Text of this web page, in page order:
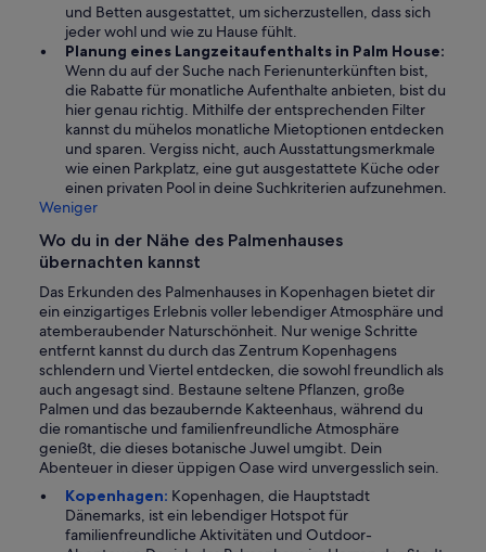
und Betten ausgestattet, um sicherzustellen, dass sich
jeder wohl und wie zu Hause fühlt.
Planung eines Langzeitaufenthalts in Palm House:
Wenn du auf der Suche nach Ferienunterkünften bist,
die Rabatte für monatliche Aufenthalte anbieten, bist du
hier genau richtig. Mithilfe der entsprechenden Filter
kannst du mühelos monatliche Mietoptionen entdecken
und sparen. Vergiss nicht, auch Ausstattungsmerkmale
wie einen Parkplatz, eine gut ausgestattete Küche oder
einen privaten Pool in deine Suchkriterien aufzunehmen.
Weniger
Wo du in der Nähe des Palmenhauses
übernachten kannst
Das Erkunden des Palmenhauses in Kopenhagen bietet dir
ein einzigartiges Erlebnis voller lebendiger Atmosphäre und
atemberaubender Naturschönheit. Nur wenige Schritte
entfernt kannst du durch das Zentrum Kopenhagens
schlendern und Viertel entdecken, die sowohl freundlich als
auch angesagt sind. Bestaune seltene Pflanzen, große
Palmen und das bezaubernde Kakteenhaus, während du
die romantische und familienfreundliche Atmosphäre
genießt, die dieses botanische Juwel umgibt. Dein
Abenteuer in dieser üppigen Oase wird unvergesslich sein.
Kopenhagen: Kopenhagen, die Hauptstadt
Dänemarks, ist ein lebendiger Hotspot für
familienfreundliche Aktivitäten und Outdoor-